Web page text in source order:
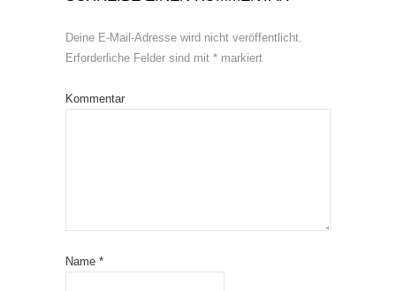
Deine E-Mail-Adresse wird nicht veröffentlicht.
Erforderliche Felder sind mit * markiert
Kommentar
Name *